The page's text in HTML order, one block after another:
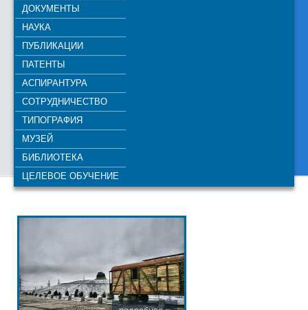
ДОКУМЕНТЫ
НАУКА
ПУБЛИКАЦИИ
ПАТЕНТЫ
АСПИРАНТУРА
СОТРУДНИЧЕСТВО
ТИПОГРАФИЯ
МУЗЕЙ
БИБЛИОТЕКА
ЦЕЛЕВОЕ ОБУЧЕНИЕ